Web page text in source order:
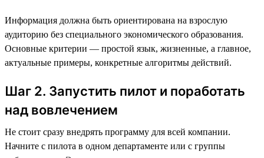
Информация должна быть ориентирована на взрослую
аудиторию без специального экономического образования.
Основные критерии — простой язык, жизненные, а главное,
актуальные примеры, конкретные алгоритмы действий.
Шаг 2. Запустить пилот и поработать
над вовлечением
Не стоит сразу внедрять программу для всей компании.
Начните с пилота в одном департаменте или с группы